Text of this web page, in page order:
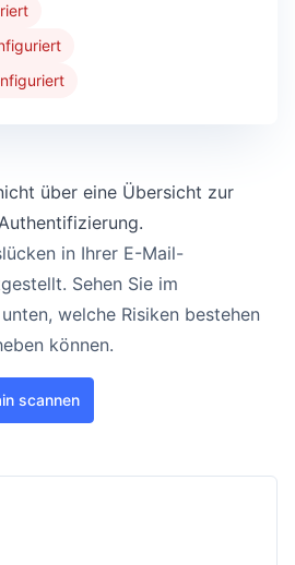
über eine Übersicht zur
in Ihrer E-Mail-
Sehen Sie im
welche Risiken bestehen
können.
scannen